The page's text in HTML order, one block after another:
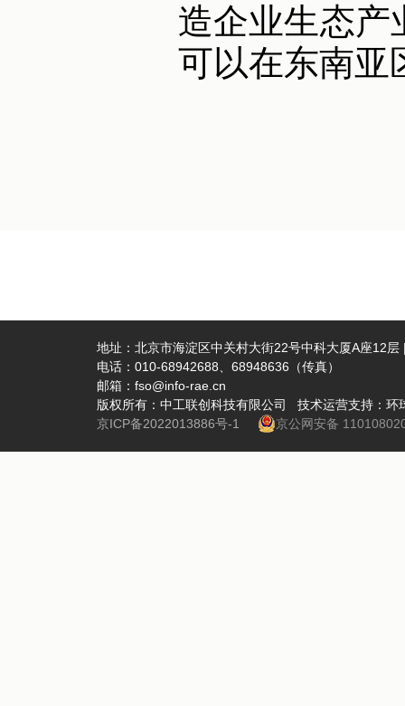
造企业生态产
可以在东南亚
地址：北京市海淀区中关村大街22号中科大厦A座12层
电话：010-68942688、68948636（传真）
邮箱：fso@info-rae.cn
版权所有：中工联创科技有限公司 技术运营支持：
京ICP备2022013886号-1
京公网安备